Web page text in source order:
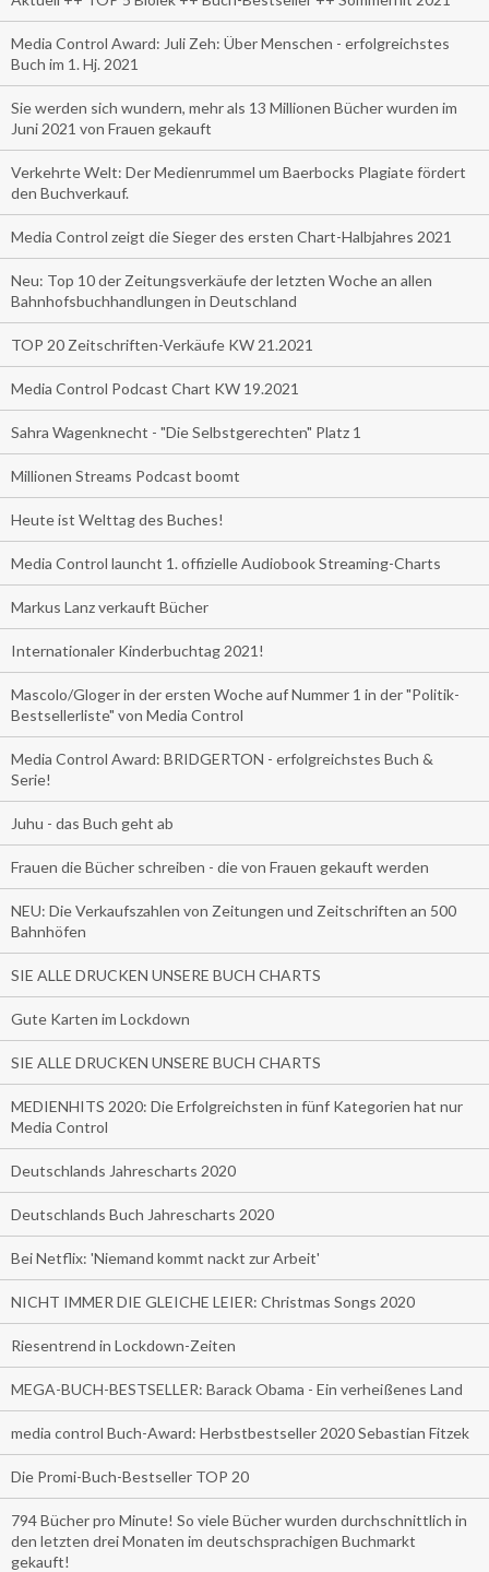
Media Control Award: Juli Zeh: Über Menschen - erfolgreichstes
Buch im 1. Hj. 2021
Sie werden sich wundern, mehr als 13 Millionen Bücher wurden im
Juni 2021 von Frauen gekauft
Verkehrte Welt: Der Medienrummel um Baerbocks Plagiate fördert
den Buchverkauf.
Media Control zeigt die Sieger des ersten Chart-Halbjahres 2021
Neu: Top 10 der Zeitungsverkäufe der letzten Woche an allen
Bahnhofsbuchhandlungen in Deutschland
TOP 20 Zeitschriften-Verkäufe KW 21.2021
Media Control Podcast Chart KW 19.2021
Sahra Wagenknecht - "Die Selbstgerechten" Platz 1
Millionen Streams Podcast boomt
Heute ist Welttag des Buches!
Media Control launcht 1. offizielle Audiobook Streaming-Charts
Markus Lanz verkauft Bücher
Internationaler Kinderbuchtag 2021!
Mascolo/Gloger in der ersten Woche auf Nummer 1 in der "Politik-
Bestsellerliste" von Media Control
Media Control Award: BRIDGERTON - erfolgreichstes Buch &
Serie!
Juhu - das Buch geht ab
Frauen die Bücher schreiben - die von Frauen gekauft werden
NEU: Die Verkaufszahlen von Zeitungen und Zeitschriften an 500
Bahnhöfen
SIE ALLE DRUCKEN UNSERE BUCH CHARTS
Gute Karten im Lockdown
SIE ALLE DRUCKEN UNSERE BUCH CHARTS
MEDIENHITS 2020: Die Erfolgreichsten in fünf Kategorien hat nur
Media Control
Deutschlands Jahrescharts 2020
Deutschlands Buch Jahrescharts 2020
Bei Netflix: 'Niemand kommt nackt zur Arbeit'
NICHT IMMER DIE GLEICHE LEIER: Christmas Songs 2020
Riesentrend in Lockdown-Zeiten
MEGA-BUCH-BESTSELLER: Barack Obama - Ein verheißenes Land
media control Buch-Award: Herbstbestseller 2020 Sebastian Fitzek
Die Promi-Buch-Bestseller TOP 20
794 Bücher pro Minute! So viele Bücher wurden durchschnittlich in
den letzten drei Monaten im deutschsprachigen Buchmarkt
gekauft!